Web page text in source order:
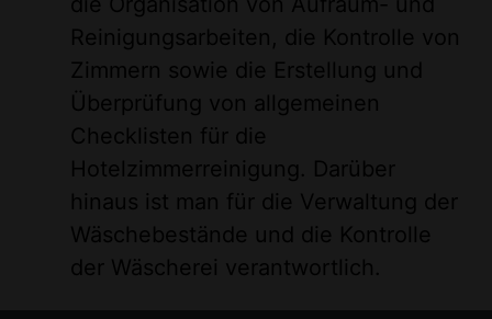
Reinigungsarbeiten, die Kontrolle von
Zimmern sowie die Erstellung und
Überprüfung von allgemeinen
Checklisten für die
Hotelzimmerreinigung. Darüber
hinaus ist man für die Verwaltung der
Wäschebestände und die Kontrolle
der Wäscherei verantwortlich.